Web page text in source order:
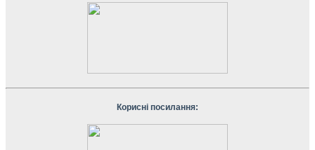
Корисні посилання: